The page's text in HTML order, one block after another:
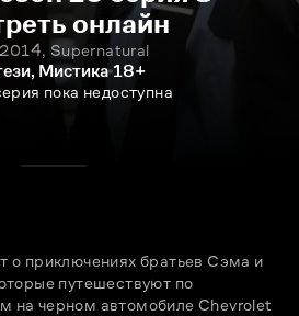
онлайн
2014, Supernatural
Мистика 18+
пока недоступна
о приключениях братьев Сэма и
путешествуют по
на чeрном автомобиле Chevrolet